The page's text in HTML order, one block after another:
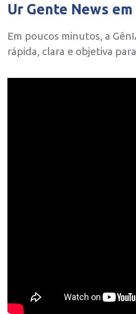
Ur Gente News
Em poucos minutos, a
rápida, clara e objetiva